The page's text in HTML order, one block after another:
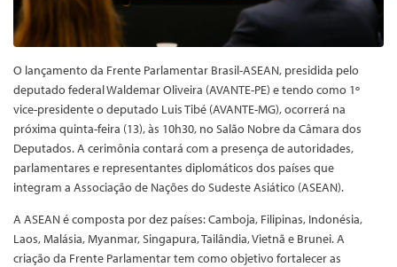
O lançamento da Frente Parlamentar Brasil-ASEAN, presidida pelo
deputado federal Waldemar Oliveira (AVANTE-PE) e tendo como 1º
vice-presidente o deputado Luis Tibé (AVANTE-MG), ocorrerá na
próxima quinta-feira (13), às 10h30, no Salão Nobre da Câmara dos
Deputados. A cerimônia contará com a presença de autoridades,
parlamentares e representantes diplomáticos dos países que
integram a Associação de Nações do Sudeste Asiático (ASEAN).
A ASEAN é composta por dez países: Camboja, Filipinas, Indonésia,
Laos, Malásia, Myanmar, Singapura, Tailândia, Vietnã e Brunei. A
criação da Frente Parlamentar tem como objetivo fortalecer as